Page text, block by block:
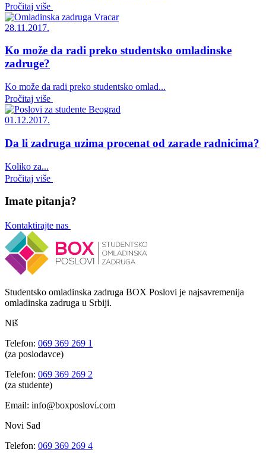
Pročitaj više
28.11.2017.
Ko može da radi preko studentsko omladinske
zadruge?
Ko može da radi preko studentsko omlad...
Pročitaj više
01.12.2017.
Da li zadruga uzima procenat od zarade radnicima?
Koliko za...
Pročitaj više
Imate pitanja?
Kontaktirajte nas
Studentsko omladinska zadruga BOX Poslovi je najsavremenija
omladinska zadruga u Srbiji.
Niš
Telefon: 069 369 269 1
(za poslodavce)
Telefon: 069 369 269 2
(za studente)
Email: info@boxposlovi.com
Novi Sad
Telefon: 069 369 269 4